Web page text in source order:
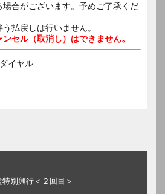
場合がございます。予めご了承くだ
払戻しは行いません。
セル（取消し）はできません。
イヤル
別興行＜２回目＞